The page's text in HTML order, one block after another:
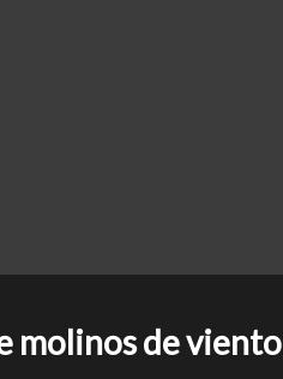
molinos de viento